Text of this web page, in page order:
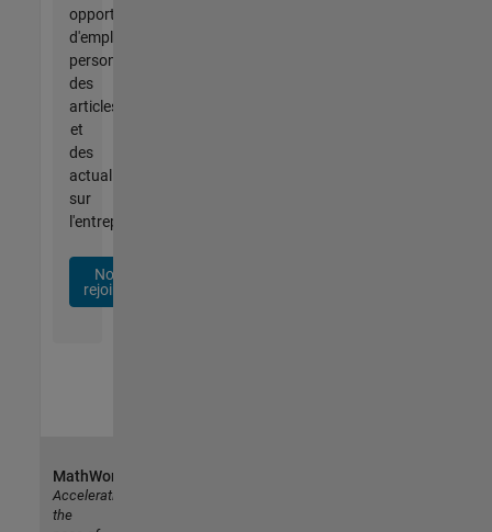
opportunités
d'emploi
personnalisées,
des
articles
et
des
actualités
sur
l'entreprise.
Nous
rejoindre
MathWorks
Accelerating
the